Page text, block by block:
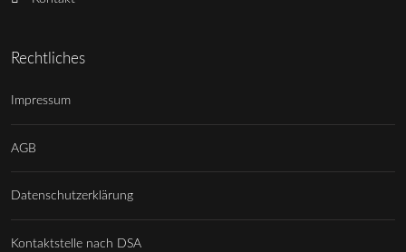
Rechtliches
Impressum
AGB
Datenschutzerklärung
Kontaktstelle nach DSA